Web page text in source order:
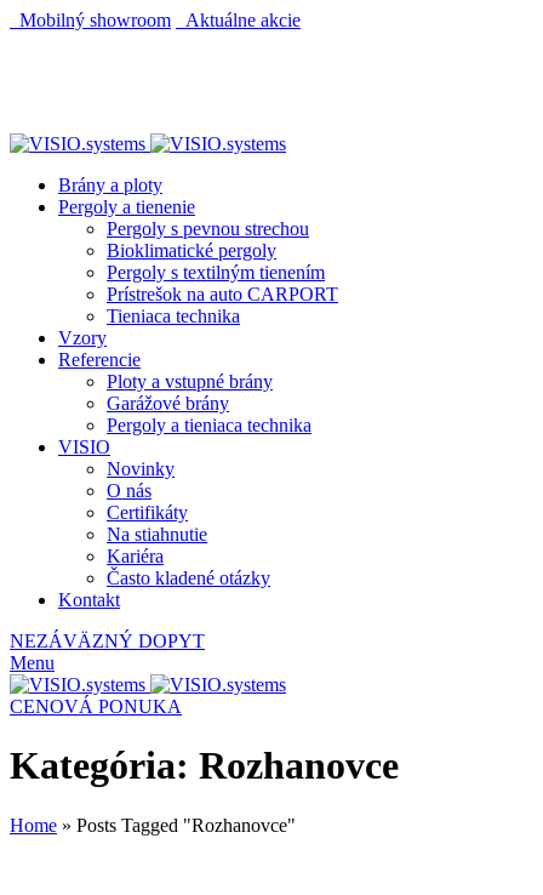
Mobilný showroom
Aktuálne akcie
Brány a ploty
Pergoly a tienenie
Pergoly s pevnou strechou
Bioklimatické pergoly
Pergoly s textilným tienením
Prístrešok na auto CARPORT
Tieniaca technika
Vzory
Referencie
Ploty a vstupné brány
Garážové brány
Pergoly a tieniaca technika
VISIO
Novinky
O nás
Certifikáty
Na stiahnutie
Kariéra
Často kladené otázky
Kontakt
NEZÁVÄZNÝ DOPYT
Menu
CENOVÁ PONUKA
Kategória: Rozhanovce
Home » Posts Tagged "Rozhanovce"